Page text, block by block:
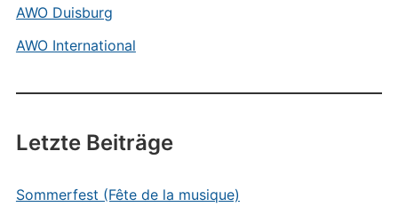
AWO Duisburg
AWO International
Letzte Beiträge
Sommerfest (Fête de la musique)